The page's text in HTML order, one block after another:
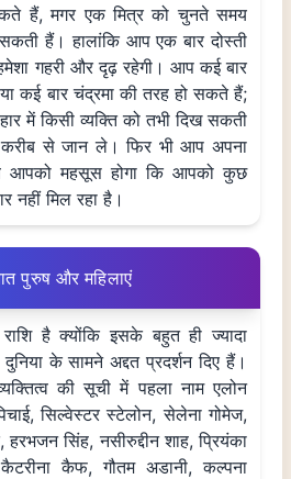
हैं, मगर एक मित्र को चुनते समय
हैं। हालांकि आप एक बार दोस्ती
गहरी और दृढ़ रहेगी। आप कई बार
कई बार चंद्रमा की तरह हो सकते हैं;
में किसी व्यक्ति को तभी दिख सकती
से जान ले। फिर भी आप अपना
आपको महसूस होगा कि आपको कुछ
नहीं मिल रहा है।
पुरुष और महिलाएं
है क्योंकि इसके बहुत ही ज्यादा
के सामने अद्दत प्रदर्शन दिए हैं।
की सूची में पहला नाम एलोन
सिल्वेस्टर स्टेलोन, सेलेना गोमेज,
सिंह, नसीरुद्दीन शाह, प्रियंका
कैफ, गौतम अडानी, कल्पना